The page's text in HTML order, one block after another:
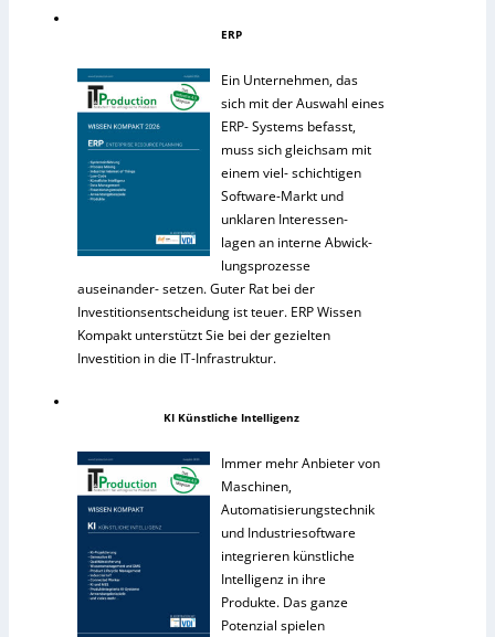
ERP
Ein Unternehmen, das
sich mit der Auswahl eines
ERP- Systems befasst,
muss sich gleichsam mit
einem viel- schichtigen
Software-Markt und
unklaren Interessen-
lagen an interne Abwick-
lungsprozesse
auseinander- setzen. Guter Rat bei der
Investitionsentscheidung ist teuer. ERP Wissen
Kompakt unterstützt Sie bei der gezielten
Investition in die IT-Infrastruktur.
KI Künstliche Intelligenz
Immer mehr Anbieter von
Maschinen,
Automatisierungstechnik
und Industriesoftware
integrieren künstliche
Intelligenz in ihre
Produkte. Das ganze
Potenzial spielen